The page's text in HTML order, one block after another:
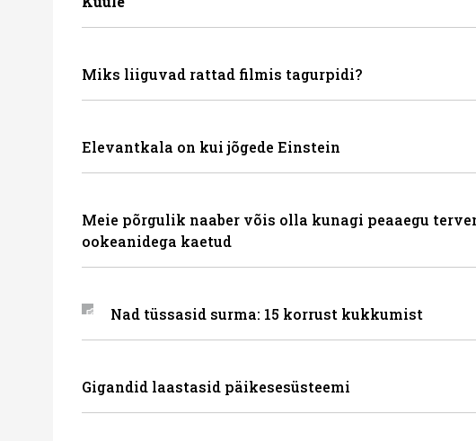
Miks liiguvad rattad filmis tagurpidi?
Elevantkala on kui jõgede Einstein
Meie põrgulik naaber võis olla kunagi peaaegu
ookeanidega kaetud
Nad tüssasid surma: 15 korrust kukkumist
Gigandid laastasid päikesesüsteemi